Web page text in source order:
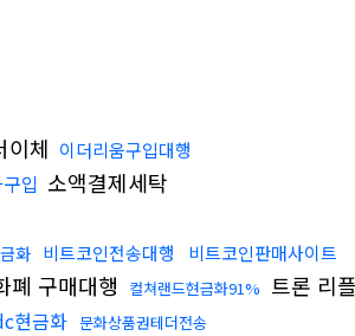
이체 이더리움구입대행
입 소액결제세탁
화 비트코인전송대행 비트코인판매사이트
폐 구매대행 컬쳐랜드현금화91% 트론 리
현금화 문화상품권테더전송